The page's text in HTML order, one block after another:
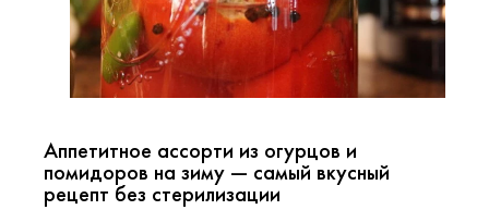
Аппетитное ассорти из огурцов и
помидоров на зиму — самый вкусный
рецепт без стерилизации